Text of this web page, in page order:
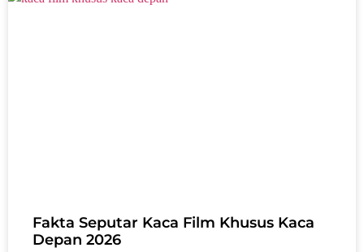
Fakta Seputar Kaca Film Khusus Kaca
Depan 2026